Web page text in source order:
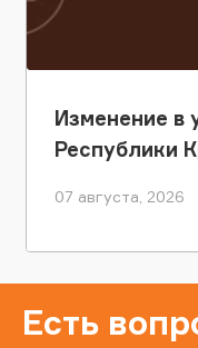
Изменение в
Республики
07 августа, 2026
Есть